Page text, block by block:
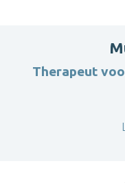
Therapeut